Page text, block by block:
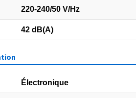
220-240/50 V/Hz
42 dB(A)
Électronique